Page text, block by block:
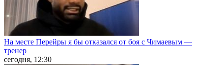
На месте Перейры я бы отказался от боя с Чимаевым —
тренер
сегодня, 12:30